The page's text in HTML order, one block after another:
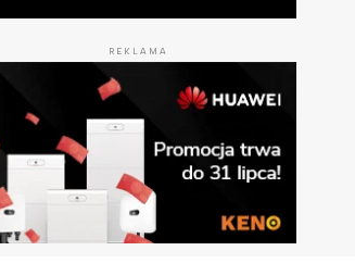
REKLAMA